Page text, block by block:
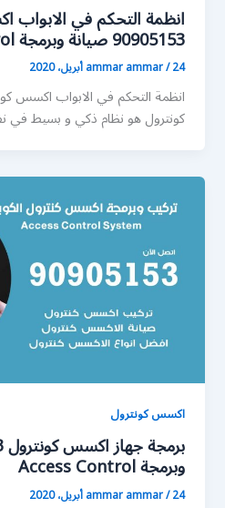
انظمة التحكم في الابواب
90905153 صيانة وبرمجة Access Control
ammar ammar/24 أبريل، 2020
انظمة التحكم في الابواب اكسس
كونترول هو نظام ذكي و بسيط
اكسس كونترول
وبرمجة Access Control
ammar ammar/24 أبريل، 2020